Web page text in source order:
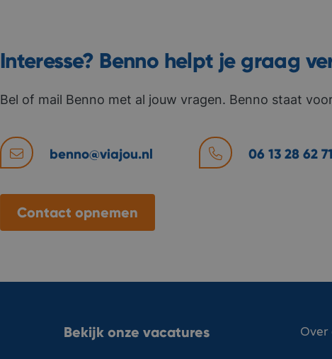
Interesse? Benno helpt je graag
Bel of mail Benno met al jouw vragen. Benno staat
benno@viajou.nl 06 13 28 62 71
Contact opnemen
Bekijk onze vacatures Over